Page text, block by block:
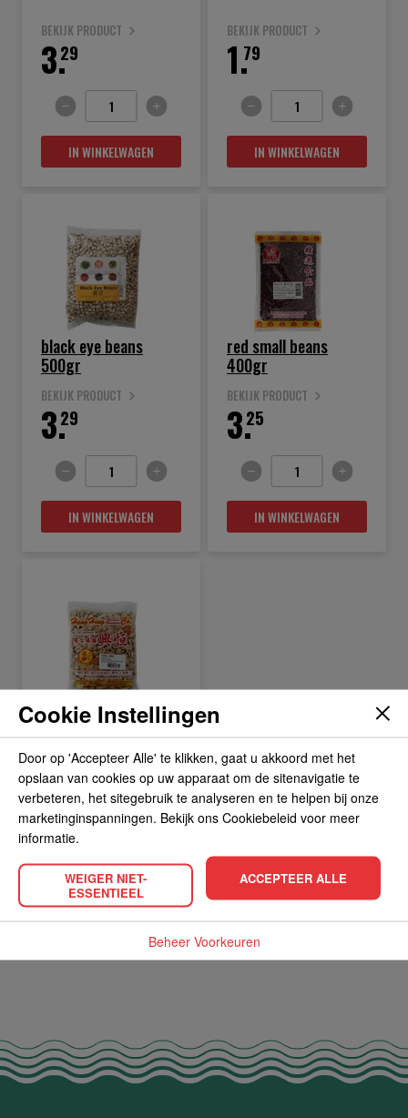
BEKIJK PRODUCT
29
3.
IN WINKELWAGEN
BEKIJK PRODUCT
79
1.
IN WINKELWAGEN
black eye beans
500gr
BEKIJK PRODUCT
29
3.
IN WINKELWAGEN
red small beans
400gr
BEKIJK PRODUCT
25
3.
IN WINKELWAGEN
dried lentil 227gr
BEKIJK PRODUCT
99
1.
IN WINKELWAGEN
Cookie Instellingen
Door op 'Accepteer Alle' te klikken, gaat u akkoord met het
opslaan van cookies op uw apparaat om de sitenavigatie te
verbeteren, het sitegebruik te analyseren en te helpen bij onze
marketinginspanningen. Bekijk ons Cookiebeleid voor meer
informatie.
WEIGER NIET-
ESSENTIEEL
ACCEPTEER ALLE
Beheer Voorkeuren